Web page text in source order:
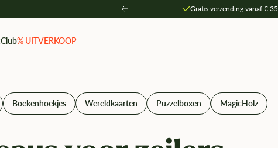
Zurück Gratis verzending vanaf € 35
% UITVERKOOP
Boekenhoekjes Wereldkaarten Puzzelboxen MagicHolz